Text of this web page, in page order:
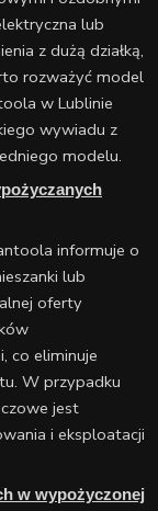
lub
z dużą działką,
rozważyć model
w Lublinie
wywiadu z
modelu.
informuje o
lub
oferty
co eliminuje
W przypadku
jest
i eksploatacji
w wypożyczonej